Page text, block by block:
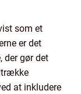
som et
er det
der gør det
at inkludere